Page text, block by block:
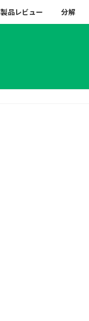
製品レビュー 分解